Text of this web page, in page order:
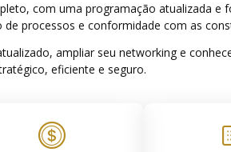
com uma programação atualizada
processos e conformidade com as
ampliar seu networking e
eficiente e seguro.